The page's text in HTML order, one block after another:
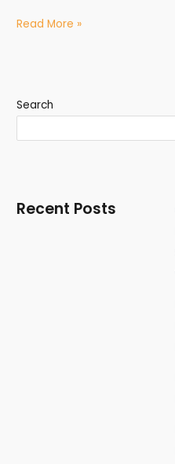
Read More »
Search
Recent Posts